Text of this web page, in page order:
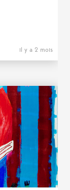
il y a 2 mois